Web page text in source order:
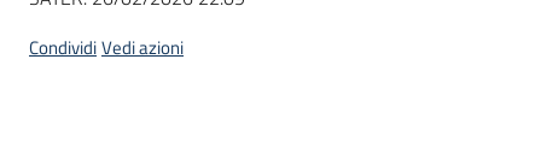
CondividiVedi azioni